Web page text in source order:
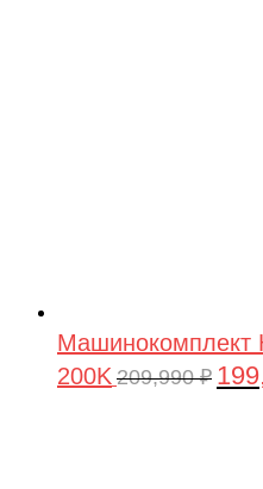
Машинокомплект
200K 209,990₽